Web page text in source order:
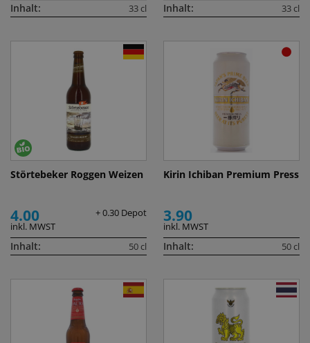
Inhalt: 33 cl Inhalt: 33 cl
Störtebeker Roggen Weizen
4.00
+ 0.30 Depot
inkl. MWST
Inhalt: 50 cl
Kirin Ichiban Premium Press
3.90
inkl. MWST
Inhalt: 50 cl